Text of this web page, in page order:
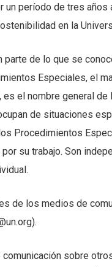
un período de tres
en la
de lo que se
Especiales, el
es el nombre general
de situaciones
Procedimientos
su trabajo. Son
de los medios de
sobre